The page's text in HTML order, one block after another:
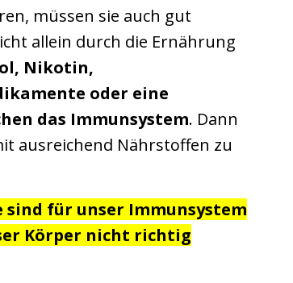
müssen sie auch gut
allein durch die Ernährung
Nikotin,
oder eine
das Immunsystem. Dann
ausreichend Nährstoffen zu
für unser Immunsystem
Körper nicht richtig